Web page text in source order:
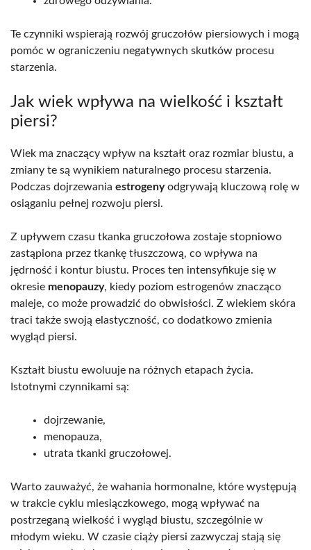
Te czynniki wspierają rozwój gruczołów piersiowych i mogą
pomóc w ograniczeniu negatywnych skutków procesu
starzenia.
Jak wiek wpływa na wielkość i kształt
piersi?
Wiek ma znaczący wpływ na kształt oraz rozmiar biustu, a
zmiany te są wynikiem naturalnego procesu starzenia.
Podczas dojrzewania estrogenyodgrywają kluczową rolę w
osiąganiu pełnej rozwoju piersi.
Z upływem czasu tkanka gruczołowa zostaje stopniowo
zastąpiona przez tkankę tłuszczową, co wpływa na
jędrność i kontur biustu. Proces ten intensyfikuje się w
okresie menopauzy, kiedy poziom estrogenów znacząco
maleje, co może prowadzić do obwisłości. Z wiekiem skóra
traci także swoją elastyczność, co dodatkowo zmienia
wygląd piersi.
Kształt biustu ewoluuje na różnych etapach życia.
Istotnymi czynnikami są:
dojrzewanie,
menopauza,
utrata tkanki gruczołowej.
Warto zauważyć, że wahania hormonalne, które występują
w trakcie cyklu miesiączkowego, mogą wpływać na
postrzeganą wielkość i wygląd biustu, szczególnie w
młodym wieku. W czasie ciąży piersi zazwyczaj stają się